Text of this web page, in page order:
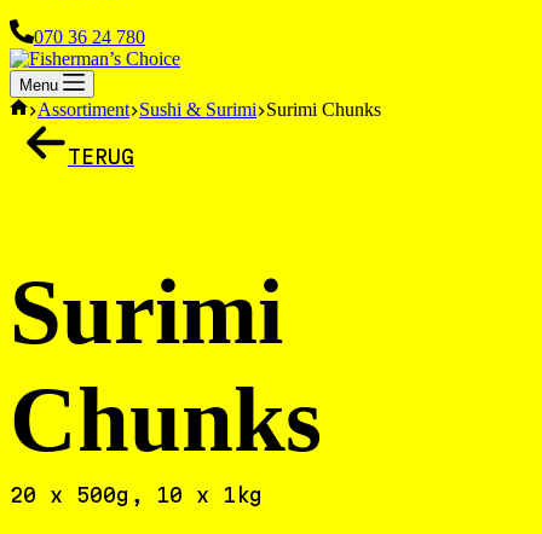
070 36 24 780
Menu
Home
Assortiment Sushi & Surimi Surimi Chunks
TERUG
Surimi
Chunks
20 x 500g, 10 x 1kg